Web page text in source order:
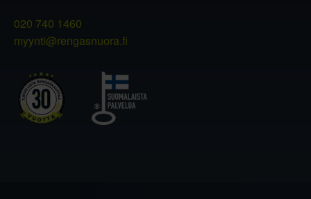
020 740 1460
myynti@rengasnuora.fi